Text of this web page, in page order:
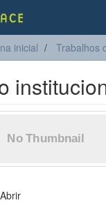
inicial Trabalhos
Abrir